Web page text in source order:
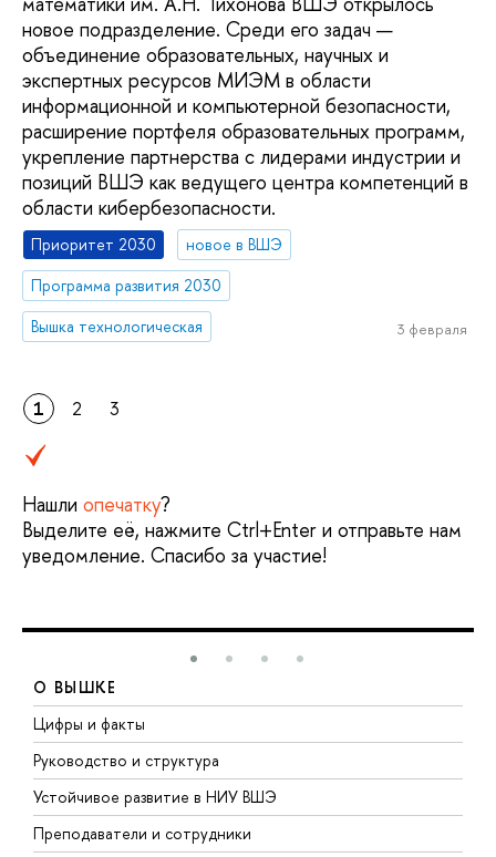
новое подразделение. Среди его задач —
объединение образовательных, научных и
экспертных ресурсов МИЭМ в области
информационной и компьютерной безопасности,
расширение портфеля образовательных программ,
укрепление партнерства с лидерами индустрии и
позиций ВШЭ как ведущего центра компетенций в
области кибербезопасности.
Приоритет 2030
новое в ВШЭ
Программа развития 2030
Вышка технологическая
3 февраля
1 2 3
Нашли опечатку?
Выделите её, нажмите Ctrl+Enter и отправьте нам
уведомление. Спасибо за участие!
О ВЫШКЕ
Цифры и факты
Руководство и структура
Устойчивое развитие в НИУ ВШЭ
Преподаватели и сотрудники